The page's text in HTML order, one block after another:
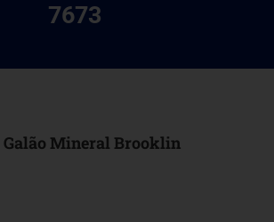
7673
Galão Mineral Brooklin